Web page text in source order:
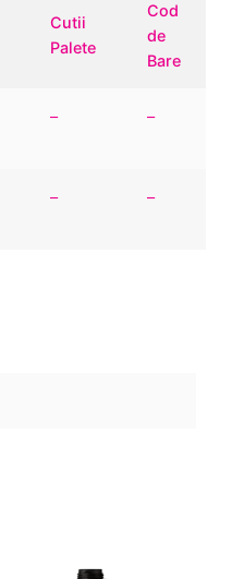
Cutii
Palete
Cod
de
Bare
– –
– –